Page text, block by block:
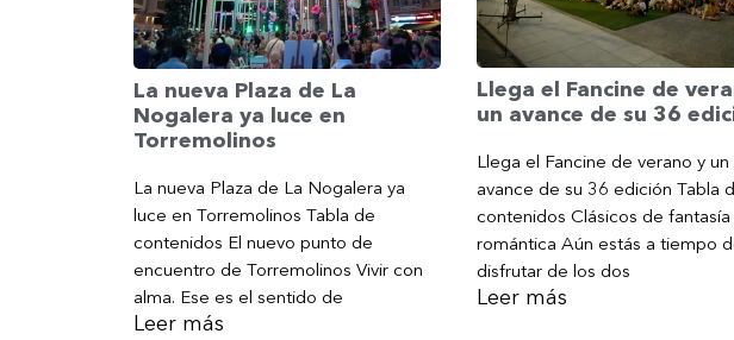
La nueva Plaza de La
Nogalera ya luce en
Torremolinos
La nueva Plaza de La Nogalera ya
luce en Torremolinos Tabla de
contenidos El nuevo punto de
encuentro de Torremolinos Vivir con
alma. Ese es el sentido de
Leer más
Llega el Fancine de
un avance de su 36
Llega el Fancine de verano y un
avance de su 36 edición Tabla
contenidos Clásicos de fantasía
romántica Aún estás a tiempo
disfrutar de los dos
Leer más